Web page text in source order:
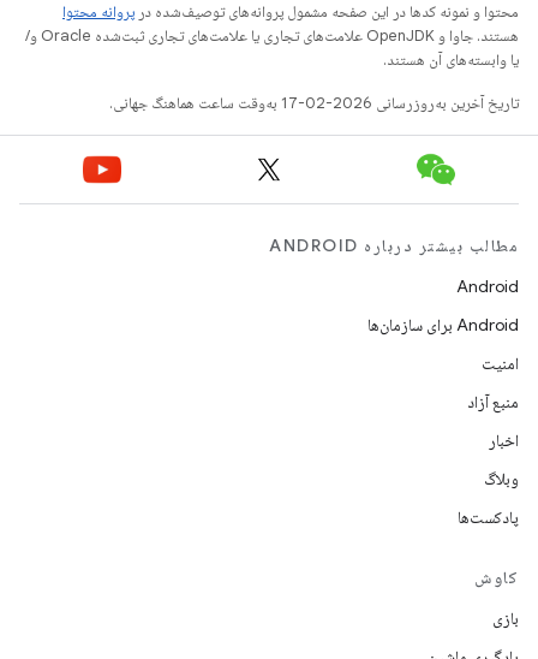
محتوا و نمونه کدها در این صفحه مشمول پروانه‌های توصیف‌شده در پروانه محتوا
هستند. جاوا و OpenJDK علامت‌های تجاری یا علامت‌های تجاری ثبت‌شده Oracle و/
یا وابسته‌های آن هستند.
تاریخ آخرین به‌روزرسانی 2026-02-17 به‌وقت ساعت هماهنگ جهانی.
مطالب بیشتر درباره ANDROID
Android
Android برای سازمان‌ها
امنیت
منبع آزاد
اخبار
وبلاگ
پادکست‌ها
کاوش
بازی